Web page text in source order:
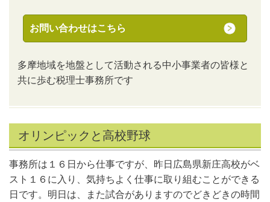
お問い合わせはこちら
多摩地域を地盤として活動される中小事業者の皆様と
共に歩む税理士事務所です
オリンピックと高校野球
事務所は１６日から仕事ですが、昨日広島県新庄高校がベ
スト１６に入り、気持ちよく仕事に取り組むことができる
日です。明日は、また試合がありますのでどきどきの時間